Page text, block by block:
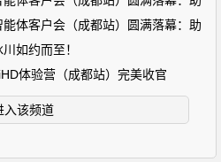
能体客户会（成都站）圆满落幕：助
如约而至！
体验营（成都站）完美收官
入该频道